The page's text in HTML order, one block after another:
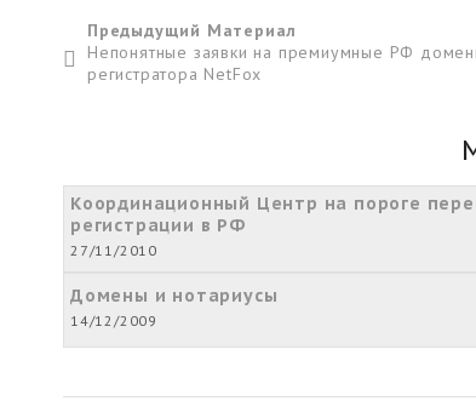
Предыдущий Материал
Непонятные заявки на премиумные РФ
регистратора NetFox
Координационный Центр на пороге
регистрации в РФ
27/11/2010
Домены и нотариусы
14/12/2009